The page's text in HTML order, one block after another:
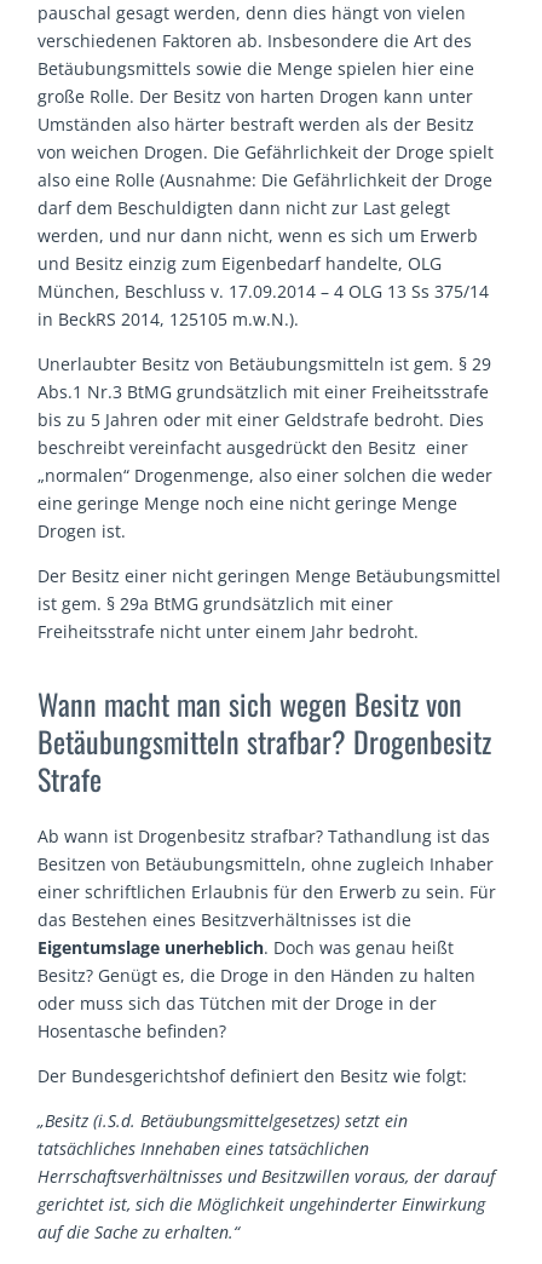
pauschal gesagt werden, denn dies hängt von vielen
verschiedenen Faktoren ab. Insbesondere die Art des
Betäubungsmittels sowie die Menge spielen hier eine
große Rolle. Der Besitz von harten Drogen kann unter
Umständen also härter bestraft werden als der Besitz
von weichen Drogen. Die Gefährlichkeit der Droge spielt
also eine Rolle (Ausnahme: Die Gefährlichkeit der Droge
darf dem Beschuldigten dann nicht zur Last gelegt
werden, und nur dann nicht, wenn es sich um Erwerb
und Besitz einzig zum Eigenbedarf handelte, OLG
München, Beschluss v. 17.09.2014 – 4 OLG 13 Ss 375/14
in BeckRS 2014, 125105 m.w.N.).
Unerlaubter Besitz von Betäubungsmitteln ist gem. § 29
Abs.1 Nr.3 BtMG grundsätzlich mit einer Freiheitsstrafe
bis zu 5 Jahren oder mit einer Geldstrafe bedroht. Dies
beschreibt vereinfacht ausgedrückt den Besitz einer
„normalen“ Drogenmenge, also einer solchen die weder
eine geringe Menge noch eine nicht geringe Menge
Drogen ist.
Der Besitz einer nicht geringen Menge Betäubungsmittel
ist gem. § 29a BtMG grundsätzlich mit einer
Freiheitsstrafe nicht unter einem Jahr bedroht.
Wann macht man sich wegen Besitz von
Betäubungsmitteln strafbar? Drogenbesitz
Strafe
Ab wann ist Drogenbesitz strafbar? Tathandlung ist das
Besitzen von Betäubungsmitteln, ohne zugleich Inhaber
einer schriftlichen Erlaubnis für den Erwerb zu sein. Für
das Bestehen eines Besitzverhältnisses ist die
Eigentumslage unerheblich. Doch was genau heißt
Besitz? Genügt es, die Droge in den Händen zu halten
oder muss sich das Tütchen mit der Droge in der
Hosentasche befinden?
Der Bundesgerichtshof definiert den Besitz wie folgt:
„Besitz (i.S.d. Betäubungsmittelgesetzes) setzt ein
tatsächliches Innehaben eines tatsächlichen
Herrschaftsverhältnisses und Besitzwillen voraus, der darauf
gerichtet ist, sich die Möglichkeit ungehinderter Einwirkung
auf die Sache zu erhalten.“